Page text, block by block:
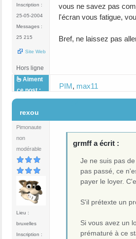
Inscription :
25-05-2004
Messages :
25 215
Site Web
vous ne savez pas
l'écran vous fatigue,
Bref, ne laissez pas
Hors ligne
Aiment
ce post :
PIM, max11
rexou
Pimonaute
non
modérable
Lieu :
bruxelles
Inscription :
grmff a écrit :
Je ne suis pas
pas passé, ce
payer le loyer.
S'il prétexte un
Si vous avez un
prématuré à ce